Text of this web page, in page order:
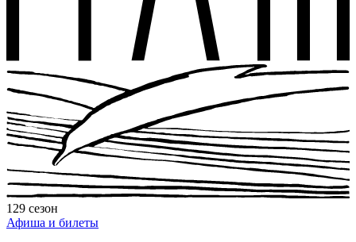
129 сезон
Афиша и билеты